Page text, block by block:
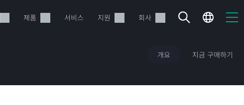
제품 서비스 지원 회사
개요 지금 구매하기